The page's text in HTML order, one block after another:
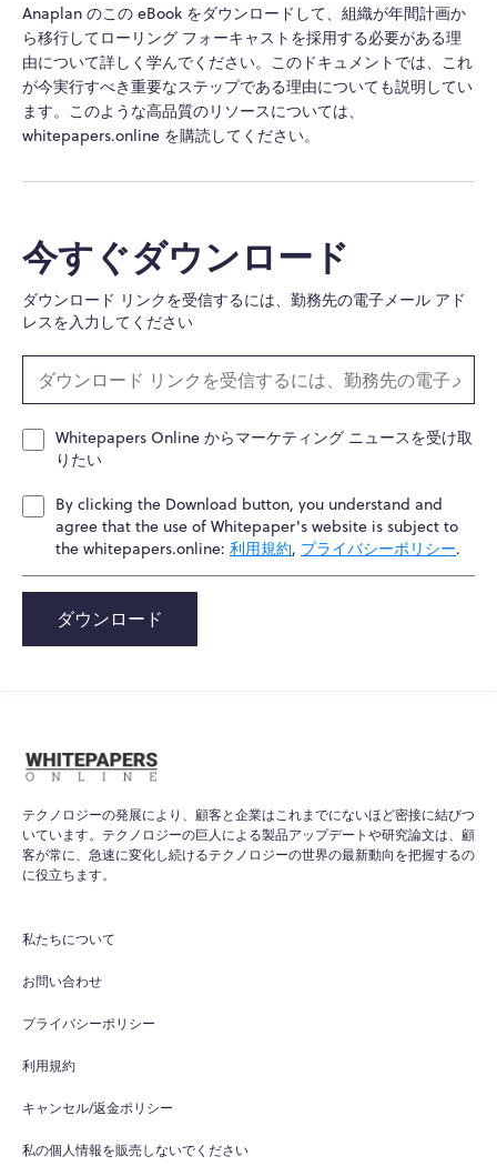
Anaplan のこの eBook をダウンロードして、組織が年間計画か
ら移行してローリング フォーキャストを採用する必要がある理
由について詳しく学んでください。このドキュメントでは、これ
が今実行すべき重要なステップである理由についても説明してい
ます。このような高品質のリソースについては、
whitepapers.online を購読してください。
今すぐダウンロード
ダウンロード リンクを受信するには、勤務先の電子メール アド
レスを入力してください
Whitepapers Online からマーケティング ニュースを受け取
りたい
By clicking the Download button, you understand and
agree that the use of Whitepaper's website is subject to
the whitepapers.online: 利用規約, プライバシーポリシー.
ダウンロード
テクノロジーの発展により、顧客と企業はこれまでにないほど密接に結びつ
いています。テクノロジーの巨人による製品アップデートや研究論文は、顧
客が常に、急速に変化し続けるテクノロジーの世界の最新動向を把握するの
に役立ちます。
私たちについて
お問い合わせ
プライバシーポリシー
利用規約
キャンセル/返金ポリシー
私の個人情報を販売しないでください